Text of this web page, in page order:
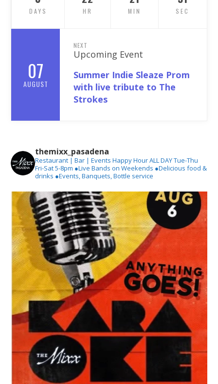
07
AUGUST
NEXT
Upcoming Event
Summer Indie Sleaze Prom
with live tribute to The
Strokes
DAYS HR MIN SEC
themixx_pasadena
Restaurant | Bar | Events Happy Hour ALL DAY Tue-Thu
Fri-Sat 5-8pm ●Live Bands on Weekends ●Delicious food &
drinks ●Events, Banquets, Bottle service